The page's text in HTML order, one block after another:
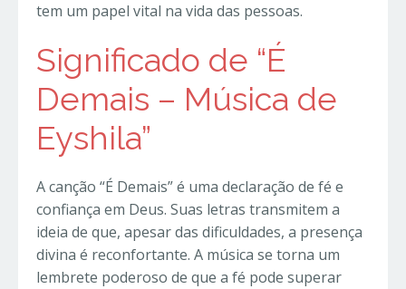
tem um papel vital na vida das pessoas.
Significado de “É
Demais – Música de
Eyshila”
A canção “É Demais” é uma declaração de fé e
confiança em Deus. Suas letras transmitem a
ideia de que, apesar das dificuldades, a presença
divina é reconfortante. A música se torna um
lembrete poderoso de que a fé pode superar